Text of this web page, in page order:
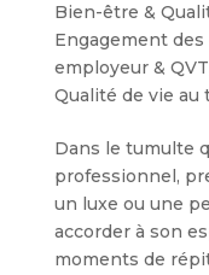
Bien-être &
Engagement
employeur & QVT
Qualité de vie au
Dans le tumulte
professionnel,
un luxe ou une
accorder à son
moments de